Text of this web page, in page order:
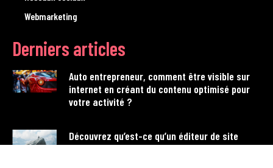
Webmarketing
Derniers articles
Auto entrepreneur, comment être visible sur
internet en créant du contenu optimisé pour
votre activité ?
Découvrez qu’est-ce qu’un éditeur de site
Internet et ses atouts pour votre projet web